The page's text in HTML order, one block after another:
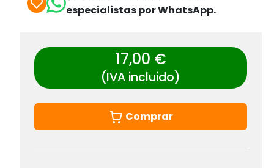
especialistas por WhatsApp.
17,00 €
(IVA incluido)
Comprar